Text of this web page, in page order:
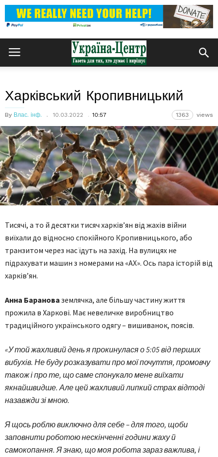
Харківський Кропивницький
By Влас. інф. 10.03.2022 10:57 1363 views
Тисячі, а то й десятки тисяч харків’ян від жахів війни
виїхали до відносно спокійного Кропивницького, або
транзитом через нас їдуть на захід. На вулицях не
підрахувати машин з номерами на «АХ». Ось пара історій від
харків’ян.
Анна Баранова землячка, але більшу частину життя
прожила в Харкові. Має невеличке виробництво
традиційного українського одягу – вишиванок, поясів.
«У той жахливий день я прокинулася о 5:05 від перших
вибухів. Не буду розказувати про мої почуття, промовчу
також і про те, що саме спонукало мене виїхати
якнайшвидше. Але цей жахливий липкий страх відтоді
назавжди зі мною.
Я щось роблю виключно для себе – для того, щоби
заповнити роботою нескінченні години жаху й
самокопання. Я знаю, що моя робота зараз важлива, і